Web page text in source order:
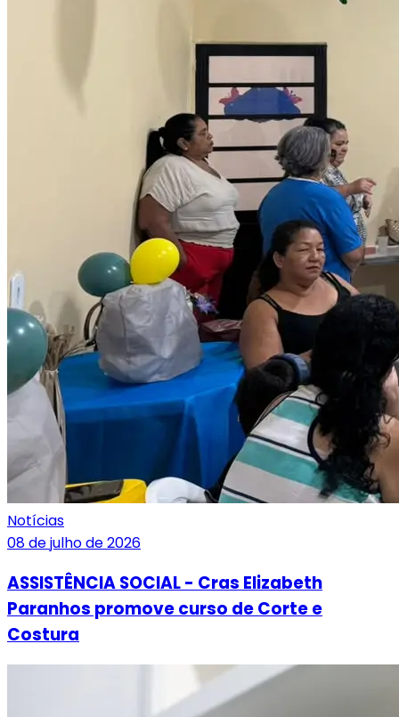
Notícias
08 de julho de 2026
ASSISTÊNCIA SOCIAL - Cras Elizabeth
Paranhos promove curso de Corte e
Costura